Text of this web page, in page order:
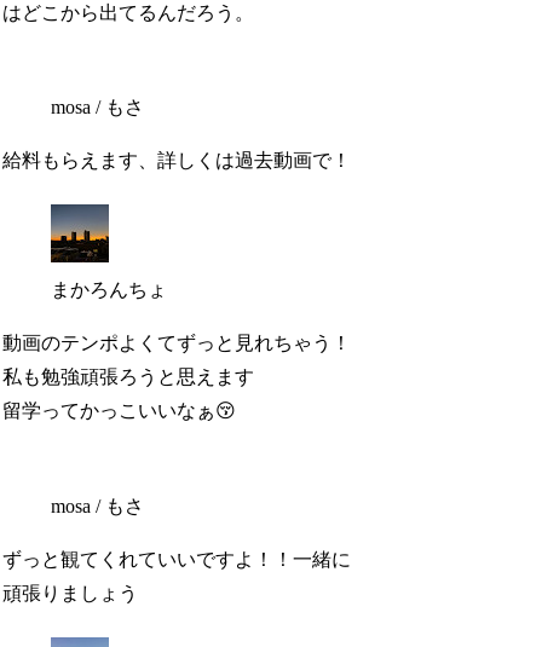
はどこから出てるんだろう。
mosa / もさ
給料もらえます、詳しくは過去動画で！
まかろんちょ
動画のテンポよくてずっと見れちゃう！
私も勉強頑張ろうと思えます
留学ってかっこいいなぁ😚
mosa / もさ
ずっと観てくれていいですよ！！一緒に
頑張りましょう